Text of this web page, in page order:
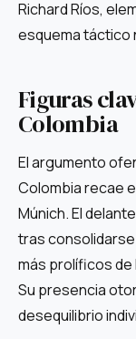
Richard Ríos,
esquema táctico
Figuras
Colombia
El argumento
Colombia recae
Múnich. El
tras
más prolíficos de
Su presencia
desequilibrio